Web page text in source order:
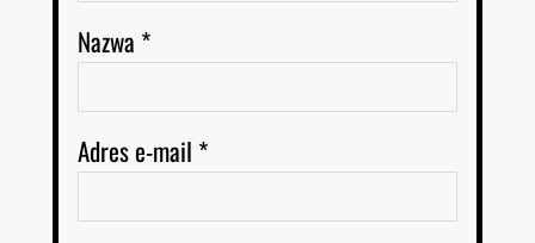
Nazwa *
Adres e-mail *